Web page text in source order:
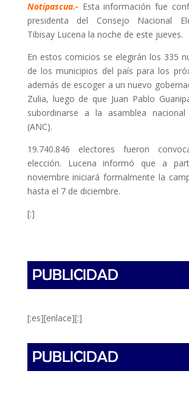
Notipascua.-Esta información fue
presidenta del Consejo Nacional
Tibisay Lucena la noche de este jueves.
En estos comicios se elegirán los 335
de los municipios del país para los
además de escoger a un nuevo
Zulia, luego de que Juan Pablo
subordinarse a la asamblea nacional
(ANC).
19.740.846 electores fueron
elección. Lucena informó que a
noviembre iniciará formalmente la
hasta el 7 de diciembre.
[:]
[:es][enlace][:]